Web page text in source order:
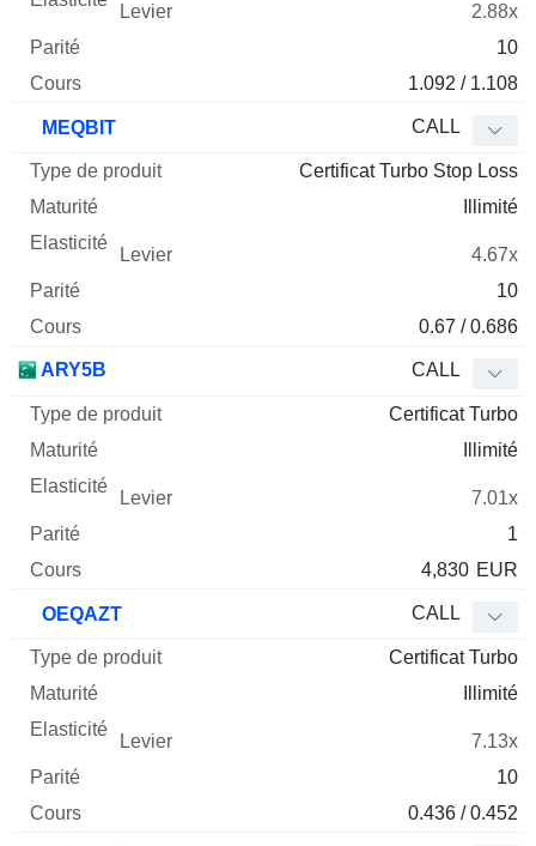
2.88x
10
1.092 / 1.108
MEQBIT CALL
Certificat Turbo Stop Loss
Illimité
4.67x
10
0.67 / 0.686
ARY5B CALL
Certificat Turbo
Illimité
7.01x
1
4,830 EUR
OEQAZT CALL
Certificat Turbo
Illimité
7.13x
10
0.436 / 0.452